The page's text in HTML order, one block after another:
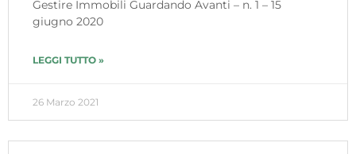
Gestire Immobili Guardando Avanti – n. 1 – 15
giugno 2020
LEGGI TUTTO »
26 Marzo 2021